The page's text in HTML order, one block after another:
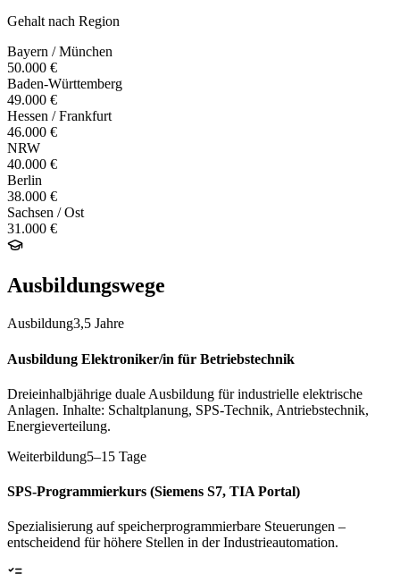
Gehalt nach Region
Bayern / München
50.000 €
Baden-Württemberg
49.000 €
Hessen / Frankfurt
46.000 €
NRW
40.000 €
Berlin
38.000 €
Sachsen / Ost
31.000 €
Ausbildungswege
Ausbildung3,5 Jahre
Ausbildung Elektroniker/in für Betriebstechnik
Dreieinhalbjährige duale Ausbildung für industrielle elektrische
Anlagen. Inhalte: Schaltplanung, SPS-Technik, Antriebstechnik,
Energieverteilung.
Weiterbildung5–15 Tage
SPS-Programmierkurs (Siemens S7, TIA Portal)
Spezialisierung auf speicherprogrammierbare Steuerungen –
entscheidend für höhere Stellen in der Industrieautomation.